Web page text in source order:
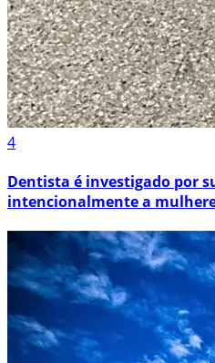
4
Dentista é investigado por
intencionalmente a